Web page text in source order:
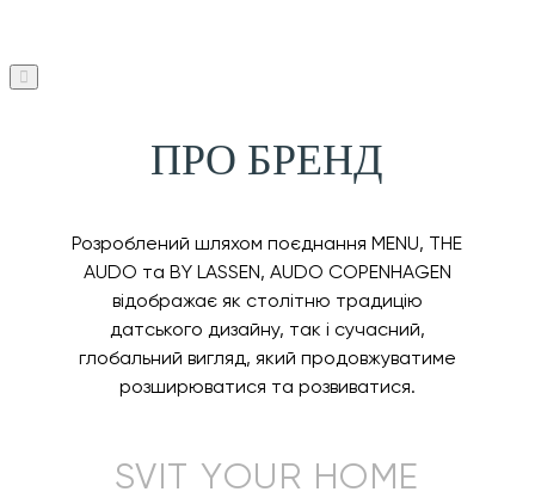
ПРО БРЕНД
Розроблений шляхом поєднання MENU, THE
AUDO та BY LASSEN, AUDO COPENHAGEN
відображає як столітню традицію
датського дизайну, так і сучасний,
глобальний вигляд, який продовжуватиме
розширюватися та розвиватися.
SVIT YOUR HOME